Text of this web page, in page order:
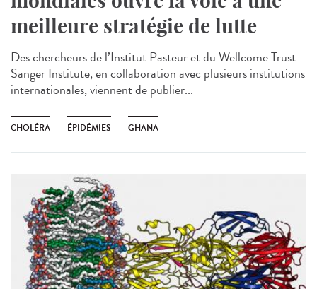
meilleure stratégie de lutte
Des chercheurs de l’Institut Pasteur et du Wellcome Trust
Sanger Institute, en collaboration avec plusieurs institutions
internationales, viennent de publier...
CHOLÉRA ÉPIDÉMIES GHANA